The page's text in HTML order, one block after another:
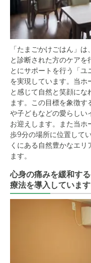
「たまごかけごはん」
と診断された方のケア
とにサポートを行う「
を実現しています。当ホ
と感じて自然と笑顔にな
ます。この目標を象徴す
や子どもなどの愛らしい
お迎えします。また当ホ
歩9分の場所に位置して
くにある自然豊かなエ
ます。
心身の痛みを緩和す
療法を導入しています